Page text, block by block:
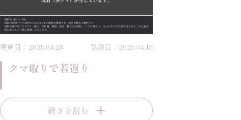
更新日：2025.04.28 登録日：2025.04.15
クマ取りで若返り
続きを読む